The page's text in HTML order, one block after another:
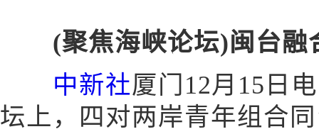
(聚焦海峡论坛)闽台融
中新社厦门12月15日
坛上，四对两岸青年组合